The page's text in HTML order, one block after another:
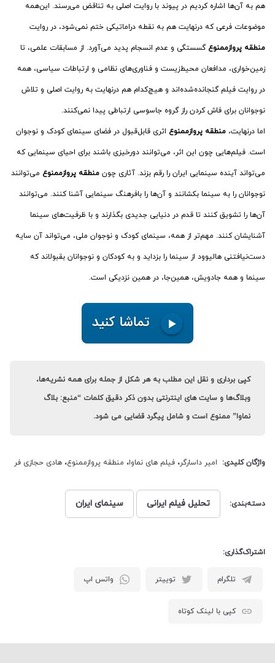
هم به آن‌ها اشاره کردیم در پیوند با روایت اصلی به تناقض می‌رسند. این‌همه
موضوعات فرعی که درنهایت هم به نقطه دراماتیکی ختم نمی‌شود، در روایت
منطقه پروازممنوع گسستگی و عدم انسجام پدید می‌آورد. از مسابقات علمی، تا
زمین‌خواری، مدافعان محیط‌زیست و فناوری‌های نظامی و ارتباطات سیاسی، همه
در روایت فیلم گنجانده‌شده‌اند و هیچ‌کدام هم درنهایت به روایت اصلی و تلاش
نوجوانان برای فاش کردن راز گروه جاسوسی ارتباطی پیدا نمی‌کنند.
اما درنهایت، منطقه پروازممنوع اثری قابل‌قبول در فضای سینمای کودک و نوجوان
است. فیلم‌هایی چون این اثر، می‌توانند دورخیزی باشند برای احیای سینمایی که
می‌تواند آینده سینمایی ایران را رقم بزند. آثاری چون منطقه پروازممنوع می‌توانند
نوجوانان را به سینما بکشانند و آن‌ها را بافرهنگ سینمایی آشنا کنند. می‌توانند
آن‌ها را تشویق کنند تا قدم در دنیایی جدیدی بگذارند و با ظرفیت‌های سینما
آشنایشان کنند. مهم‌تر از همه، سینمای کودک و نوجوان ملی، می‌تواند آن سایه
‌دست‌نیافتنی هالیوود از سینما را بزداید و به کودکان و نوجوانان بقبولاند که
سینما و همه جادویش، همین‌جا، در همین نزدیکی است.
کپی برداری و نقل این مطلب به هر شکل از جمله برای همه نشریه‌ها،
وبلاگ‌ها و سایت های اینترنتی بدون ذکر دقیق کلمات “منبع: بلاگ
نماوا” ممنوع است و شامل پیگرد قضایی می شود.
واژگان کلیدی: امیر داسارگر، فیلم های نماوا، منطقه پروازممنوع، هادی حجازی فر
دسته‌بندی: تحلیل فیلم ایرانی سینمای ایران
اشتراک‌گذاری:
تلگرام توییتر واتس اپ
کپی با لینک کوتاه